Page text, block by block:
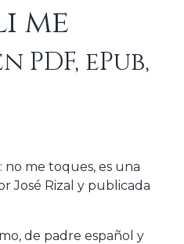
me
PDF, ePub,
no me toques, es una
José Rizal y publicada
de padre español y